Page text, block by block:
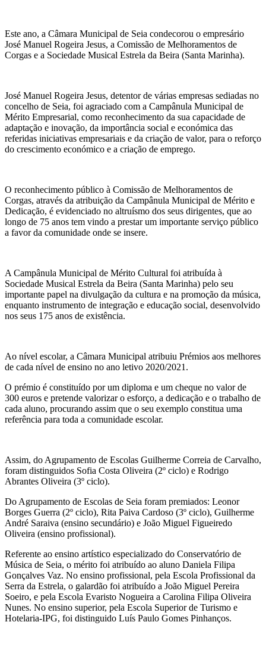
Este ano, a Câmara Municipal de Seia condecorou o empresário
José Manuel Rogeira Jesus, a Comissão de Melhoramentos de
Corgas e a Sociedade Musical Estrela da Beira (Santa Marinha).
José Manuel Rogeira Jesus, detentor de várias empresas sediadas no
concelho de Seia, foi agraciado com a Campânula Municipal de
Mérito Empresarial, como reconhecimento da sua capacidade de
adaptação e inovação, da importância social e económica das
referidas iniciativas empresariais e da criação de valor, para o reforço
do crescimento económico e a criação de emprego.
O reconhecimento público à Comissão de Melhoramentos de
Corgas, através da atribuição da Campânula Municipal de Mérito e
Dedicação, é evidenciado no altruísmo dos seus dirigentes, que ao
longo de 75 anos tem vindo a prestar um importante serviço público
a favor da comunidade onde se insere.
A Campânula Municipal de Mérito Cultural foi atribuída à
Sociedade Musical Estrela da Beira (Santa Marinha) pelo seu
importante papel na divulgação da cultura e na promoção da música,
enquanto instrumento de integração e educação social, desenvolvido
nos seus 175 anos de existência.
Ao nível escolar, a Câmara Municipal atribuiu Prémios aos melhores
de cada nível de ensino no ano letivo 2020/2021.
O prémio é constituído por um diploma e um cheque no valor de
300 euros e pretende valorizar o esforço, a dedicação e o trabalho de
cada aluno, procurando assim que o seu exemplo constitua uma
referência para toda a comunidade escolar.
Assim, do Agrupamento de Escolas Guilherme Correia de Carvalho,
foram distinguidos Sofia Costa Oliveira (2º ciclo) e Rodrigo
Abrantes Oliveira (3º ciclo).
Do Agrupamento de Escolas de Seia foram premiados: Leonor
Borges Guerra (2º ciclo), Rita Paiva Cardoso (3º ciclo), Guilherme
André Saraiva (ensino secundário) e João Miguel Figueiredo
Oliveira (ensino profissional).
Referente ao ensino artístico especializado do Conservatório de
Música de Seia, o mérito foi atribuído ao aluno Daniela Filipa
Gonçalves Vaz. No ensino profissional, pela Escola Profissional da
Serra da Estrela, o galardão foi atribuído a João Miguel Pereira
Soeiro, e pela Escola Evaristo Nogueira a Carolina Filipa Oliveira
Nunes. No ensino superior, pela Escola Superior de Turismo e
Hotelaria-IPG, foi distinguido Luís Paulo Gomes Pinhanços.